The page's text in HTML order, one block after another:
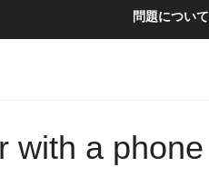
問題について
with a phone